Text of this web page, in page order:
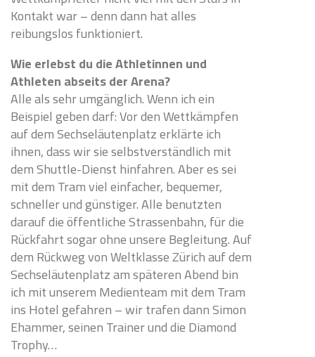
Kontakt war – denn dann hat alles
reibungslos funktioniert.
Wie erlebst du die Athletinnen und
Athleten abseits der Arena?
Alle als sehr umgänglich. Wenn ich ein
Beispiel geben darf: Vor den Wettkämpfen
auf dem Sechseläutenplatz erklärte ich
ihnen, dass wir sie selbstverständlich mit
dem Shuttle-Dienst hinfahren. Aber es sei
mit dem Tram viel einfacher, bequemer,
schneller und günstiger. Alle benutzten
darauf die öffentliche Strassenbahn, für die
Rückfahrt sogar ohne unsere Begleitung. Auf
dem Rückweg von Weltklasse Zürich auf dem
Sechseläutenplatz am späteren Abend bin
ich mit unserem Medienteam mit dem Tram
ins Hotel gefahren – wir trafen dann Simon
Ehammer, seinen Trainer und die Diamond
Trophy…